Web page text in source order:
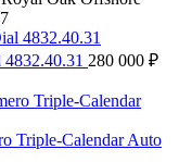
280 000 ₽
Triple-Calendar Auto